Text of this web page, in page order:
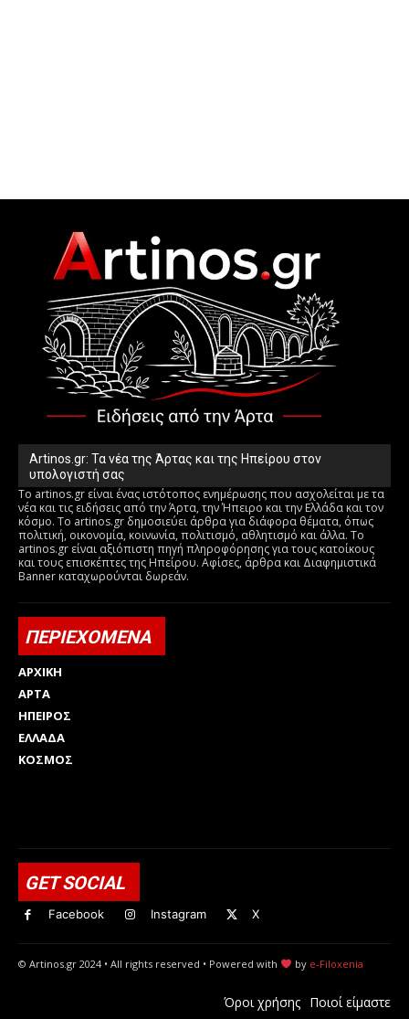
Artinos.gr: Τα νέα της Άρτας και της Ηπείρου στον
υπολογιστή σας
Το artinos.gr είναι ένας ιστότοπος ενημέρωσης που ασχολείται με τα
νέα και τις ειδήσεις από την Άρτα, την Ήπειρο και την Ελλάδα και τον
κόσμο. Το artinos.gr δημοσιεύει άρθρα για διάφορα θέματα, όπως
πολιτική, οικονομία, κοινωνία, πολιτισμό, αθλητισμό και άλλα. Το
artinos.gr είναι αξιόπιστη πηγή πληροφόρησης για τους κατοίκους
και τους επισκέπτες της Ηπείρου. Αφίσες, άρθρα και Διαφημιστικά
Banner καταχωρούνται δωρεάν.
ΠΕΡΙΕΧΟΜΕΝΑ
ΑΡΧΙΚΗ
ΑΡΤΑ
ΗΠΕΙΡΟΣ
ΕΛΛΑΔΑ
ΚΟΣΜΟΣ
GET SOCIAL
Facebook Instagram X
© Artinos.gr 2024 • All rights reserved • Powered with by e-Filoxenia
Όροι χρήσης Ποιοί είμαστε